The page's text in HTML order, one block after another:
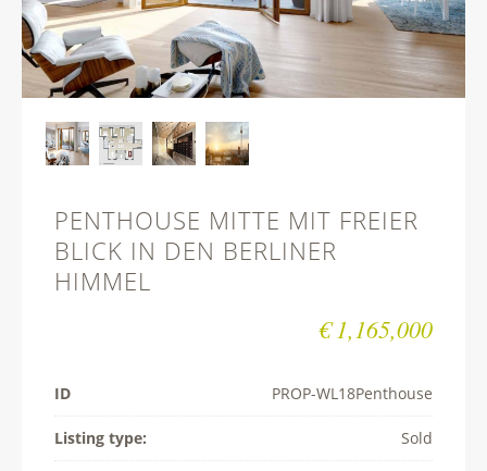
Contact
PENTHOUSE MITTE MIT FREIER
BLICK IN DEN BERLINER
HIMMEL
€ 1,165,000
ID PROP-­WL18Penthouse
Listing type: Sold